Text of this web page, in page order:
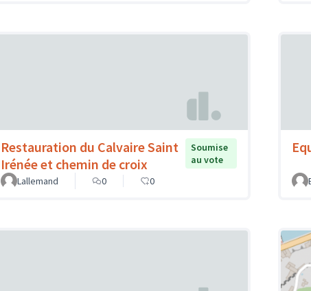
Restauration du Calvaire Saint
Irénée et chemin de croix
Soumise
au vote
Lallemand
0 0